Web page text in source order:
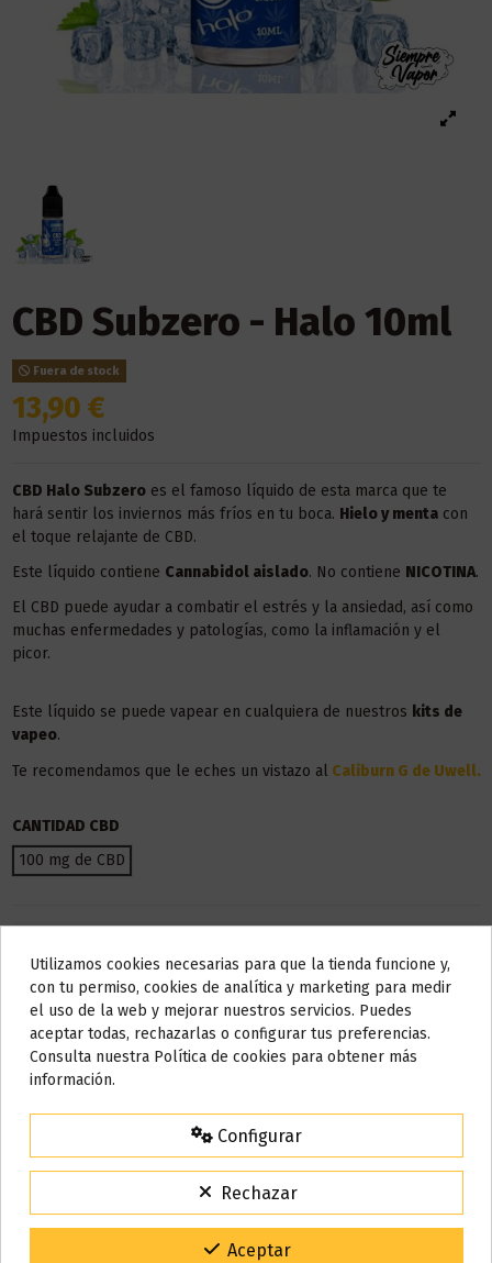
CBD Subzero - Halo 10ml
Fuera de stock
13,90 €
Impuestos incluidos
CBD Halo Subzeroes el famoso líquido de esta marca que te
hará sentir los inviernos más fríos en tu boca. Hielo y mentacon
el toque relajante de CBD.
Este líquido contiene Cannabidol aislado. No contiene NICOTINA.
El CBD puede ayudar a combatir el estrés y la ansiedad, así como
muchas enfermedades y patologías, como la inflamación y el
picor.
Este líquido se puede vapear en cualquiera de nuestros kits de
vapeo.
Te recomendamos que le eches un vistazo al Caliburn G de Uwell.
CANTIDAD CBD
100 mg de CBD
Detalles del producto
Do not show again.
AVISO IMPORTANTE
Nos tomamos unos días
Todos los pedidos realizados desde el
15% de descuento
Para agradecerte la espera durante estos días.
Código:VACACIONES15
Gracias por tu paciencia y por seguir confiando en nosotros.
Utilizamos cookies necesarias para que la tienda funcione y,
con tu permiso, cookies de analítica y marketing para medir
el uso de la web y mejorar nuestros servicios. Puedes
aceptar todas, rechazarlas o configurar tus preferencias.
Consulta nuestra Política de cookies para obtener más
información.
Configurar
Rechazar
Aceptar